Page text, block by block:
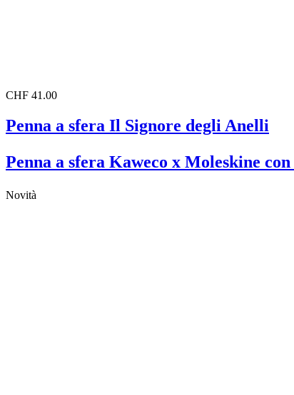
CHF 41.00
Penna a sfera Il Signore degli Anelli
Penna a sfera Kaweco x Moleskine
Novità